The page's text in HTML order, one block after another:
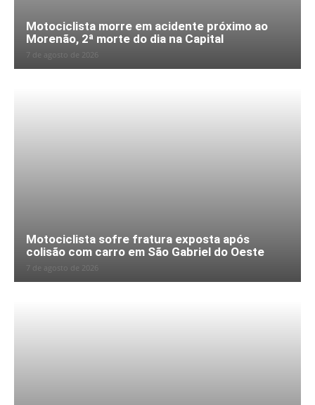
Motociclista morre em acidente próximo ao
Morenão, 2ª morte do dia na Capital
7 de agosto de 2026
Motociclista sofre fratura exposta após
colisão com carro em São Gabriel do Oeste
7 de agosto de 2026